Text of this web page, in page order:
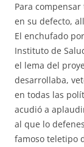
Para
en su defecto,
El enchufado
Instituto de
el lema del
desarrollaba,
en todas las
acudió a
al que lo
famoso teletipo